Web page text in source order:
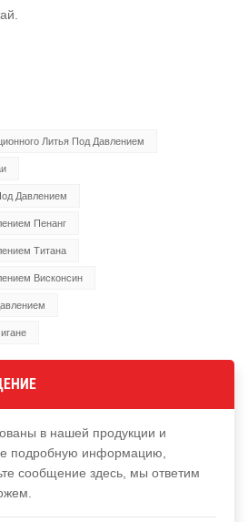
Литья Под Давлением
Давлением
Пенанг
Титана
Висконсин
в нашей продукции и
подробную информацию,
сообщение здесь, мы ответим